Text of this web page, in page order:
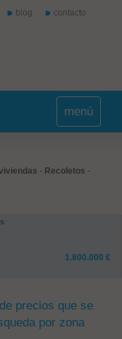
blog contacto
menú
- Recoletos -
1.800.000 €
precios que se
por zona